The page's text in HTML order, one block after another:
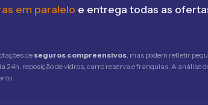
em paralelo e entrega todas as
de seguros compreensivos, mas podem refletir
24h, reposição de vidros, carro reserva e franquias. A análise